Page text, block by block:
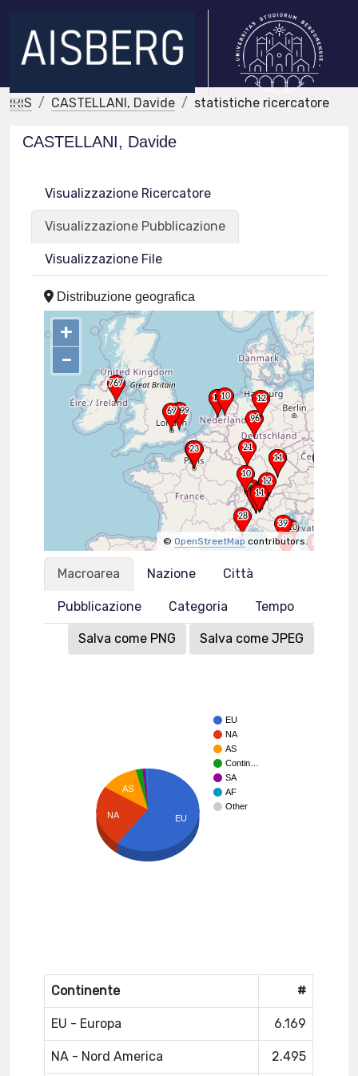
IRIS CASTELLANI, Davide statistiche ricercatore
CASTELLANI, Davide
Visualizzazione Ricercatore
Visualizzazione Pubblicazione
Visualizzazione File
Distribuzione geografica
+
–
© OpenStreetMap contributors.
Macroarea Nazione Città
Pubblicazione Categoria Tempo
Salva come PNG Salva come JPEG
EU
NA
AS
Contin…
SA
AF
Other
AS
NA EU
Continente #
EU - Europa 6.169
NA - Nord America 2.495